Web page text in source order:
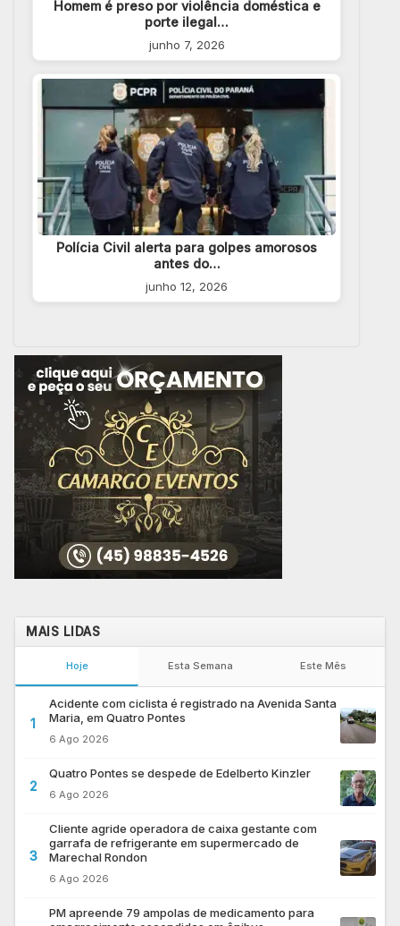
Homem é preso por violência doméstica e
porte ilegal…
junho 7, 2026
Polícia Civil alerta para golpes amorosos
antes do…
junho 12, 2026
MAIS LIDAS
Hoje Esta Semana Este Mês
1
Acidente com ciclista é registrado na Avenida Santa
Maria, em Quatro Pontes
6 Ago 2026
2
Quatro Pontes se despede de Edelberto Kinzler
6 Ago 2026
3
Cliente agride operadora de caixa gestante com
garrafa de refrigerante em supermercado de
Marechal Rondon
6 Ago 2026
PM apreende 79 ampolas de medicamento para